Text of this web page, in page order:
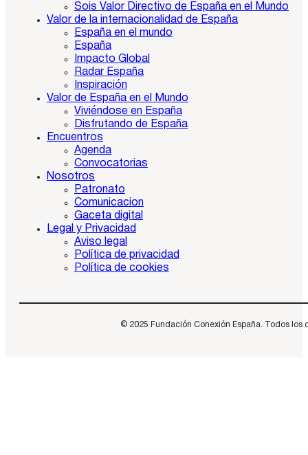
Sois Valor Directivo de España en el Mundo
Valor de la internacionalidad de España
España en el mundo
España
Impacto Global
Radar España
Inspiración
Valor de España en el Mundo
Viviéndose en España
Disfrutando de España
Encuentros
Agenda
Convocatorias
Nosotros
Patronato
Comunicacion
Gaceta digital
Legal y Privacidad
Aviso legal
Política de privacidad
Política de cookies
© 2025 Fundación Conexión España. Todos los